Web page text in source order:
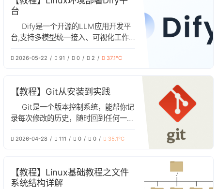
台
Dify是一个开源的LLM应用开发平
台,支持多模型统一接入、可视化工作
Linux环境中部署Dify的教程文章
2026-05-22 91 0 2 37.1℃
【教程】Git从安装到实践
Git是一个版本控制系统，能帮你记
录每次修改的历史，随时回到任何一个
多个功能
2026-04-28 111 0 0 35.1℃
【教程】Linux基础教程之文件
系统结构详解